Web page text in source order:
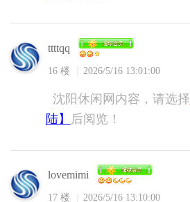
ttttqq
16 楼 2026/5/16 13:01:00
沈阳休闲网内容，请选择
陆】
后阅览！
lovemimi
17 楼 2026/5/16 13:10:00